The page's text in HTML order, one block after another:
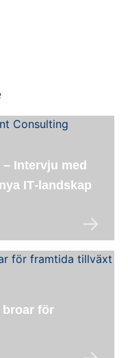
Intervju med
IT‑landskap
för